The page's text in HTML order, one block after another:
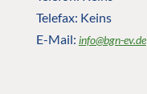
Telefax: Keins
E-Mail: info@bgn-ev.de